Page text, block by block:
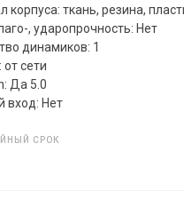
корпуса: ткань, резина,
, ударопрочность: Нет
динамиков: 1
от сети
Да 5.0
вход: Нет
СРОК